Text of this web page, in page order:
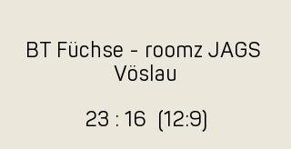
BT Füchse - roomz JAGS
Vöslau
23 : 16  (12:9)